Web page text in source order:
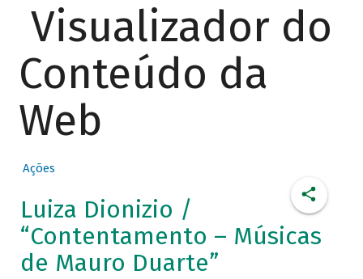
Visualizador do
Conteúdo da
Web
Ações
Luiza Dionizio /
“Contentamento – Músicas
de Mauro Duarte”